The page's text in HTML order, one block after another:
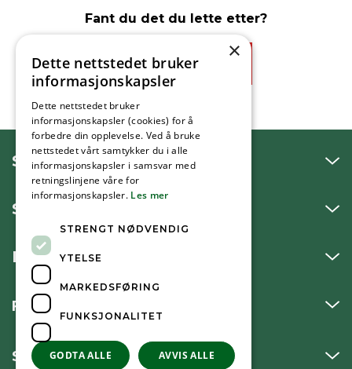
Fant du det du lette etter?
Ja
SNAKK MED OSS
SKRIV TIL OSS
BESØK OSS
FØLG OSS
SNARVEIER
×
Dette nettstedet bruker
informasjonskapsler
Dette nettstedet bruker
informasjonskapsler (cookies) for å
forbedre din opplevelse. Ved å bruke
nettstedet vårt samtykker du i alle
informasjonskapsler i samsvar med
retningslinjene våre for
informasjonskapsler. Les mer
STRENGT NØDVENDIG
YTELSE
MARKEDSFØRING
FUNKSJONALITET
GODTA ALLE AVVIS ALLE